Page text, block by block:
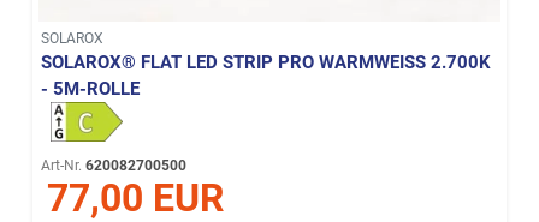
SOLAROX
SOLAROX® FLAT LED STRIP PRO WARMWEISS 2.700K -
5M-ROLLE
Art-Nr. 620082700500
77,00 EUR